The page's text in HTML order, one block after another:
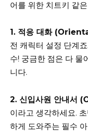
어를 위한 치트키 같
1. 적응 대화
전 캐릭터 설정 단계
수! 궁금한 점은 다 물
니다.
2. 신입사원 안내서
이라고 생각하세요.
하게 도와주는 필수